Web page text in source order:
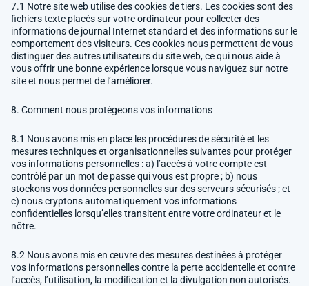
7.1 Notre site web utilise des cookies de tiers. Les cookies sont des
fichiers texte placés sur votre ordinateur pour collecter des
informations de journal Internet standard et des informations sur le
comportement des visiteurs. Ces cookies nous permettent de vous
distinguer des autres utilisateurs du site web, ce qui nous aide à
vous offrir une bonne expérience lorsque vous naviguez sur notre
site et nous permet de l’améliorer.
8. Comment nous protégeons vos informations
8.1 Nous avons mis en place les procédures de sécurité et les
mesures techniques et organisationnelles suivantes pour protéger
vos informations personnelles : a) l’accès à votre compte est
contrôlé par un mot de passe qui vous est propre ; b) nous
stockons vos données personnelles sur des serveurs sécurisés ; et
c) nous cryptons automatiquement vos informations
confidentielles lorsqu’elles transitent entre votre ordinateur et le
nôtre.
8.2 Nous avons mis en œuvre des mesures destinées à protéger
vos informations personnelles contre la perte accidentelle et contre
l’accès, l’utilisation, la modification et la divulgation non autorisés.